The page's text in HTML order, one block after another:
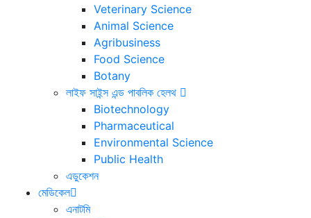
Veterinary Science
Animal Science
Agribusiness
Food Science
Botany
লাইফ সাইন্স এন্ড পাবলিক হেলথ
Biotechnology
Pharmaceutical
Environmental Science
Public Health
এডুকেশন
মেডিকেল
এনাটমি